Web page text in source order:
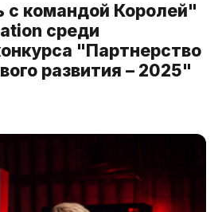
с командой Королей"
среди
"Партнерство
развития – 2025"